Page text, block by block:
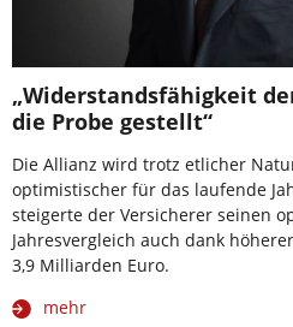
„Widerstandsfähigkeit
die Probe gestellt“
Die Allianz wird trotz etlicher
optimistischer für das laufende
steigerte der Versicherer seinen
Jahresvergleich auch dank
3,9 Milliarden Euro.
mehr